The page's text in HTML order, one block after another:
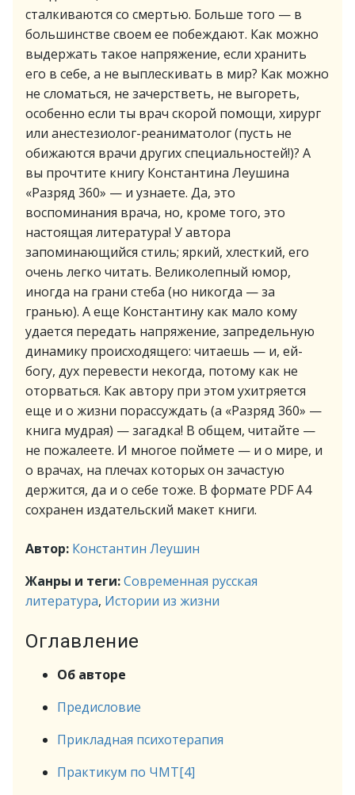
сталкиваются со смертью. Больше того — в
большинстве своем ее побеждают. Как можно
выдержать такое напряжение, если хранить
его в себе, а не выплескивать в мир? Как можно
не сломаться, не зачерстветь, не выгореть,
особенно если ты врач скорой помощи, хирург
или анестезиолог-реаниматолог (пусть не
обижаются врачи других специальностей!)? А
вы прочтите книгу Константина Леушина
«Разряд 360» — и узнаете. Да, это
воспоминания врача, но, кроме того, это
настоящая литература! У автора
запоминающийся стиль; яркий, хлесткий, его
очень легко читать. Великолепный юмор,
иногда на грани стеба (но никогда — за
гранью). А еще Константину как мало кому
удается передать напряжение, запредельную
динамику происходящего: читаешь — и, ей-
богу, дух перевести некогда, потому как не
оторваться. Как автору при этом ухитряется
еще и о жизни порассуждать (а «Разряд 360» —
книга мудрая) — загадка! В общем, читайте —
не пожалеете. И многое поймете — и о мире, и
о врачах, на плечах которых он зачастую
держится, да и о себе тоже. В формате PDF A4
сохранен издательский макет книги.
Автор: Константин Леушин
Жанры и теги:Современная русская
литература, Истории из жизни
Оглавление
Об авторе
Предисловие
Прикладная психотерапия
Практикум по ЧМТ[4]